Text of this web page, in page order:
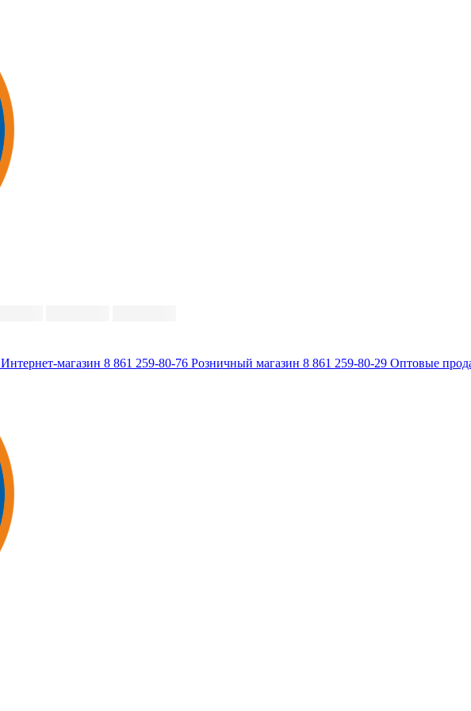
Интернет-магазин 8 861 259-80-76 Розничный магазин 8 861 259-80-29 Оптовые